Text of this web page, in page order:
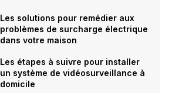
Les solutions pour remédier aux
problèmes de surcharge électrique
dans votre maison
Les étapes à suivre pour installer
un système de vidéosurveillance à
domicile